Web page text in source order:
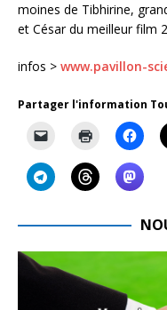
moines de Tibhirine,
et César du meilleur film
infos > www.pavillon-
Partager l'information